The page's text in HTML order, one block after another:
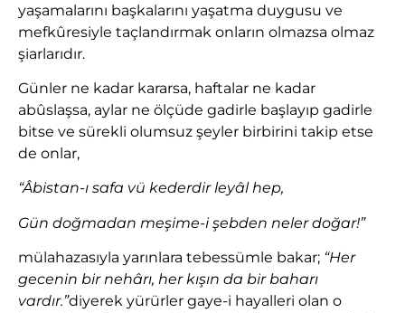
yaşamalarını başkalarını yaşatma duygusu ve
mefkûresiyle taçlandırmak onların olmazsa olmaz
şiarlarıdır.
Günler ne kadar kararsa, haftalar ne kadar
abûslaşsa, aylar ne ölçüde gadirle başlayıp gadirle
bitse ve sürekli olumsuz şeyler birbirini takip etse
de onlar,
“Âbistan-ı safa vü kederdir leyâl hep,
Gün doğmadan meşime-i şebden neler doğar!”
mülahazasıyla yarınlara tebessümle bakar; “Her
gecenin bir nehârı, her kışın da bir baharı
vardır.”diyerek yürürler gaye-i hayalleri olan o